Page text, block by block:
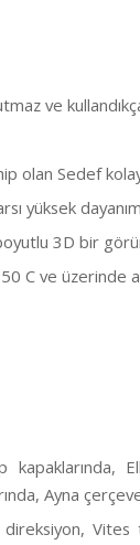
ve
olan Sedef
yüksek
3D bir
C ve üzerinde
Ayna
Vites